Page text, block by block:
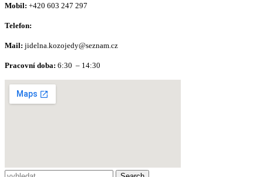
Mobil: +420 603 247 297
Telefon:
Mail: jidelna.kozojedy@seznam.cz
Pracovní doba: 6:30 – 14:30